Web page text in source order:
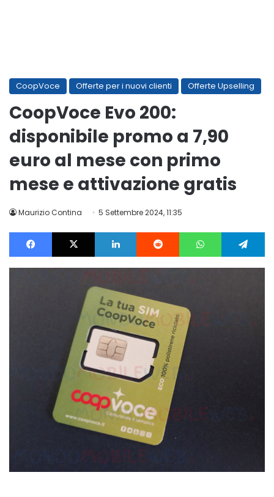
CoopVoce Offerte per i nuovi clienti Offerte Upselling
CoopVoce Evo 200:
disponibile promo a 7,90
euro al mese con primo
mese e attivazione gratis
Maurizio Contina 5 Settembre 2024, 11:35
Facebook X LinkedIn Reddit WhatsApp